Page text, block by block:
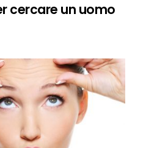
cercare un uomo